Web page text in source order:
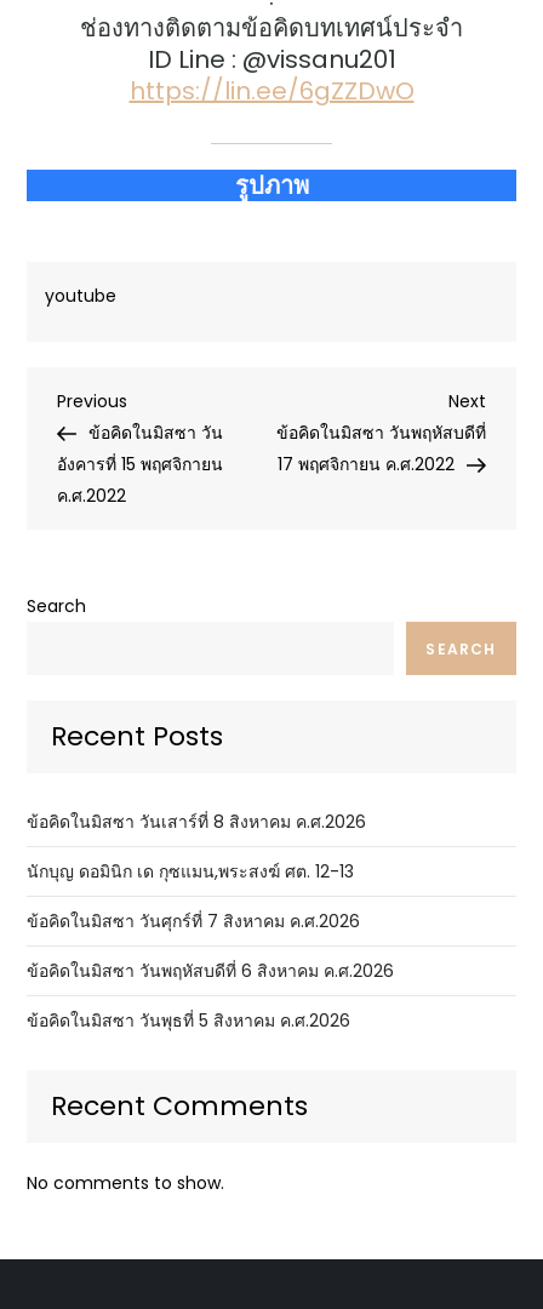
ช่องทางติดตามข้อคิดบทเทศน์ประจำ
ID Line : @vissanu201
https://lin.ee/6gZZDwO
รูปภาพ
youtube
Post
navigation
Previous
Post
Previous
ข้อคิดในมิสซา วัน
อังคารที่ 15 พฤศจิกายน
ค.ศ.2022
Next
Post
Next
ข้อคิดในมิสซา วันพฤหัสบดีที่
17 พฤศจิกายน ค.ศ.2022
Search
SEARCH
Recent Posts
ข้อคิดในมิสซา วันเสาร์ที่ 8 สิงหาคม ค.ศ.2026
นักบุญ ดอมินิก เด กุซแมน,พระสงฆ์ ศต. 12-13
ข้อคิดในมิสซา วันศุกร์ที่ 7 สิงหาคม ค.ศ.2026
ข้อคิดในมิสซา วันพฤหัสบดีที่ 6 สิงหาคม ค.ศ.2026
ข้อคิดในมิสซา วันพุธที่ 5 สิงหาคม ค.ศ.2026
Recent Comments
No comments to show.